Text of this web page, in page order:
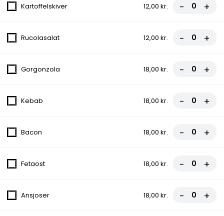
115,00 kr.
FROKOST - Kyllingefilet
Salat, Champignon, Brød
Brød, Salat, Ost
FROKOST - Spaghetti carbonara
Kartoffelskiver 12,00 kr. - +
Rucolasalat 12,00 kr. - +
Gorgonzola 18,00 kr. - +
Kebab 18,00 kr. - +
Bacon 18,00 kr. - +
Fetaost 18,00 kr. - +
Ansjoser 18,00 kr. - +